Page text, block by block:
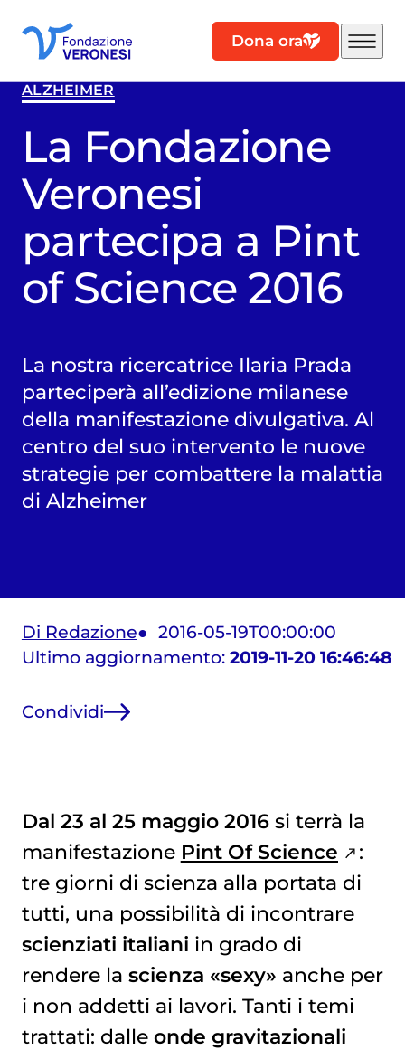
Dona ora
ALZHEIMER
La Fondazione
Veronesi
partecipa a Pint
of Science 2016
La nostra ricercatrice Ilaria Prada
parteciperà all’edizione milanese
della manifestazione divulgativa. Al
centro del suo intervento le nuove
strategie per combattere la malattia
di Alzheimer
Di Redazione
2016-05-19T00:00:00
Ultimo aggiornamento: 2019-11-20 16:46:48
Condividi
Dal 23 al 25 maggio 2016 si terrà la
manifestazione Pint Of Science
:
tre giorni di scienza alla portata di
tutti, una possibilità di incontrare
scienziati italiani in grado di
rendere la scienza «sexy» anche per
i non addetti ai lavori. Tanti i temi
trattati: dalle onde gravitazionali